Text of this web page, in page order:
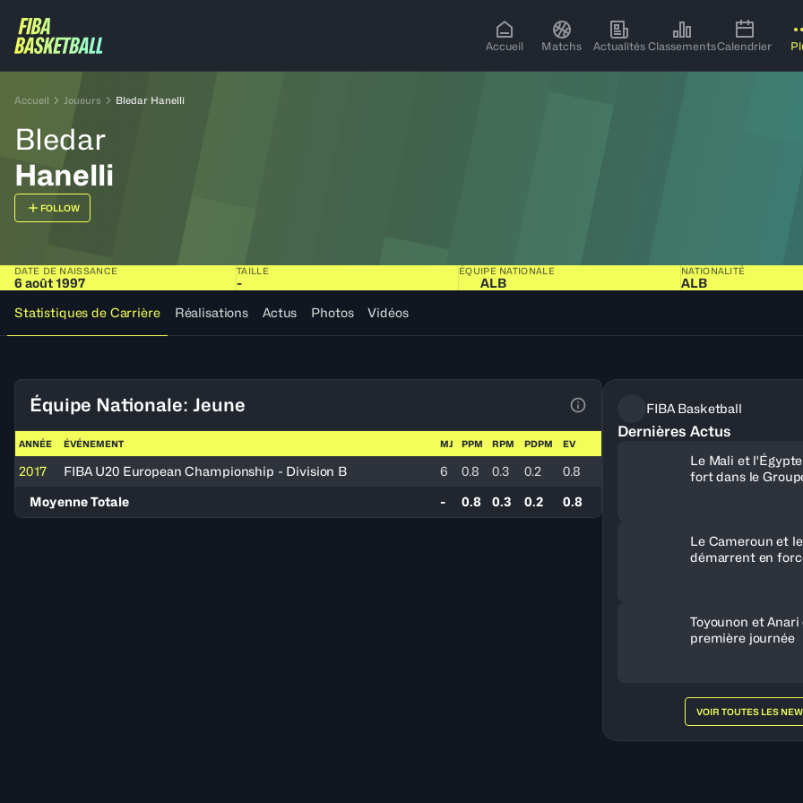
Accueil Matchs Actualités ClassementsCalendrier
Accueil Joueurs Bledar Hanelli
Bledar
Hanelli
FOLLOW
DATE DE NAISSANCE
6 août 1997
TAILLE
-
ÉQUIPE NATIONALE
ALB
NATIONALITÉ
ALB
Statistiques de Carrière
Réalisations Actus Photos Vidéos
Équipe Nationale: Jeune
Voir la Légende du Tableau
ANNÉE ÉVÉNEMENT MJ PPM RPM PDPM EV
2017 FIBA U20 European Championship - Division B 6 0.8 0.3 0.2
0.8
Moyenne Totale
- 0.8 0.3 0.2 0.8
FIBA Basketball
Dernières Actus
Le Mali et
fort dans le
Le Cameroun et
démarrent en
Toyounon et
première journée
VOIR TOUTES LES